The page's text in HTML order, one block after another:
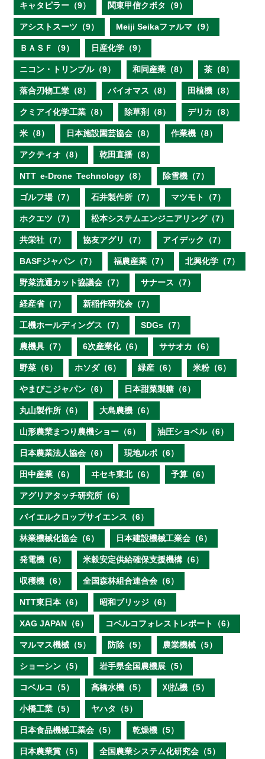
キャタピラー（9） 関東甲信クボタ（9）
アシストスーツ（9） Meiji Seikaファルマ（9）
ＢＡＳＦ（9） 日産化学（9）
ニコン・トリンブル（9） 和同産業（8） 茶（8）
落合刃物工業（8） バイオマス（8） 田植機（8）
クミアイ化学工業（8） 除草剤（8） デリカ（8）
米（8） 日本施設園芸協会（8） 作業機（8）
アクティオ（8） 乾田直播（8）
NTT e‐Drone Technology（8） 除雪機（7）
ゴルフ場（7） 石井製作所（7） マツモト（7）
ホクエツ（7） 松本システムエンジニアリング（7）
共栄社（7） 協友アグリ（7） アイデック（7）
BASFジャパン（7） 福農産業（7） 北興化学（7）
野菜流通カット協議会（7） サナース（7）
経産省（7） 新稲作研究会（7）
工機ホールディングス（7） SDGs（7）
農機具（7） 6次産業化（6） ササオカ（6）
野菜（6） ホソダ（6） 緑産（6） 米粉（6）
やまびこジャパン（6） 日本甜菜製糖（6）
丸山製作所（6） 大島農機（6）
山形農業まつり農機ショー（6） 油圧ショベル（6）
日本農業法人協会（6） 現地ルポ（6）
田中産業（6） ヰセキ東北（6） 予算（6）
アグリアタッチ研究所（6）
バイエルクロップサイエンス（6）
林業機械化協会（6） 日本建設機械工業会（6）
発電機（6） 米穀安定供給確保支援機構（6）
収穫機（6） 全国森林組合連合会（6）
NTT東日本（6） 昭和ブリッジ（6）
XAG JAPAN（6） コベルコフォレストレポート（6）
マルマス機械（5） 防除（5） 農業機械（5）
ショーシン（5） 岩手県全国農機展（5）
コベルコ（5） 髙橋水機（5） 刈払機（5）
小橋工業（5） ヤハタ（5）
日本食品機械工業会（5） 乾燥機（5）
日本農業賞（5） 全国農業システム化研究会（5）